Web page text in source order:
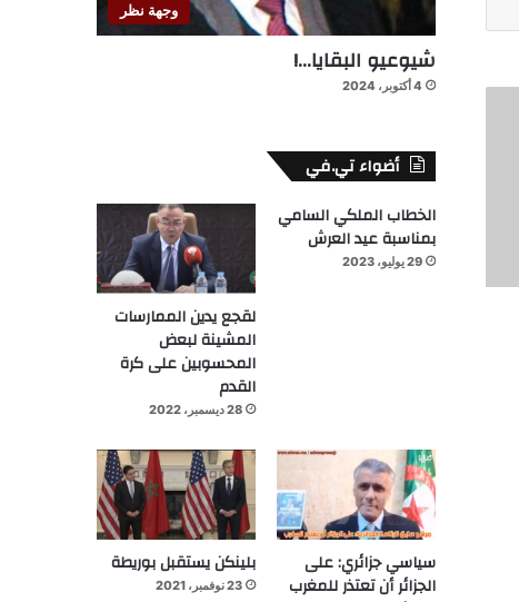
وجهة نظر
شيوعيو البقايا…!
4 أكتوبر، 2024
أضواء تي.في
الخطاب الملكي السامي
بمناسبة عيد العرش
29 يوليو، 2023
لقجع يدين الممارسات
المشينة لبعض
المحسوبين على كرة
القدم
28 ديسمبر، 2022
سياسي جزائري: على
الجزائر أن تعتذر للمغرب
بلينكن يستقبل بوريطة
23 نوفمبر، 2021